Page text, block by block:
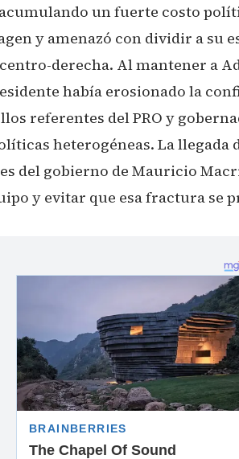
un fuerte costo
y amenazó con dividir a su
derecha. Al mantener a
había erosionado la
referentes del PRO y
heterogéneas. La llegada
del gobierno de Mauricio
y evitar que esa fractura se